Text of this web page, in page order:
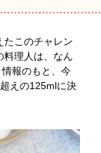
たこのチャレン
理人は、なん
報のもと、今
えの125mlに決